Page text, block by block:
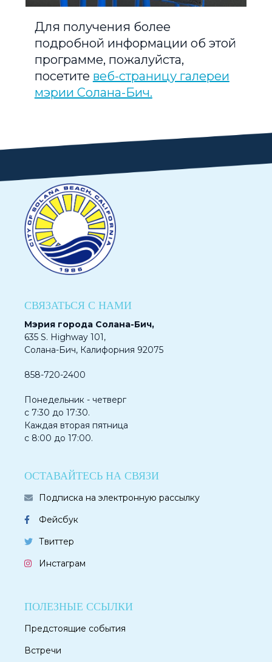
Для получения более
подробной информации об этой
программе, пожалуйста,
посетите веб-страницу галереи
мэрии Солана-Бич.
СВЯЗАТЬСЯ С НАМИ
Мэрия города Солана-Бич,
635 S. Highway 101,
Солана-Бич, Калифорния 92075
858-720-2400
Понедельник - четверг
с 7:30 до 17:30.
Каждая вторая пятница
с 8:00 до 17:00.
ОСТАВАЙТЕСЬ НА СВЯЗИ
Подписка на электронную рассылку
Фейсбук
Твиттер
Инстаграм
ПОЛЕЗНЫЕ ССЫЛКИ
Предстоящие события
Встречи